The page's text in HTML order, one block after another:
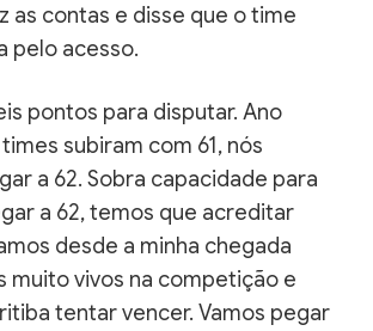
as contas e disse que o time
pelo acesso.
pontos para disputar. Ano
subiram com 61, nós
a 62. Sobra capacidade para
a 62, temos que acreditar
desde a minha chegada
muito vivos na competição e
tentar vencer. Vamos pegar